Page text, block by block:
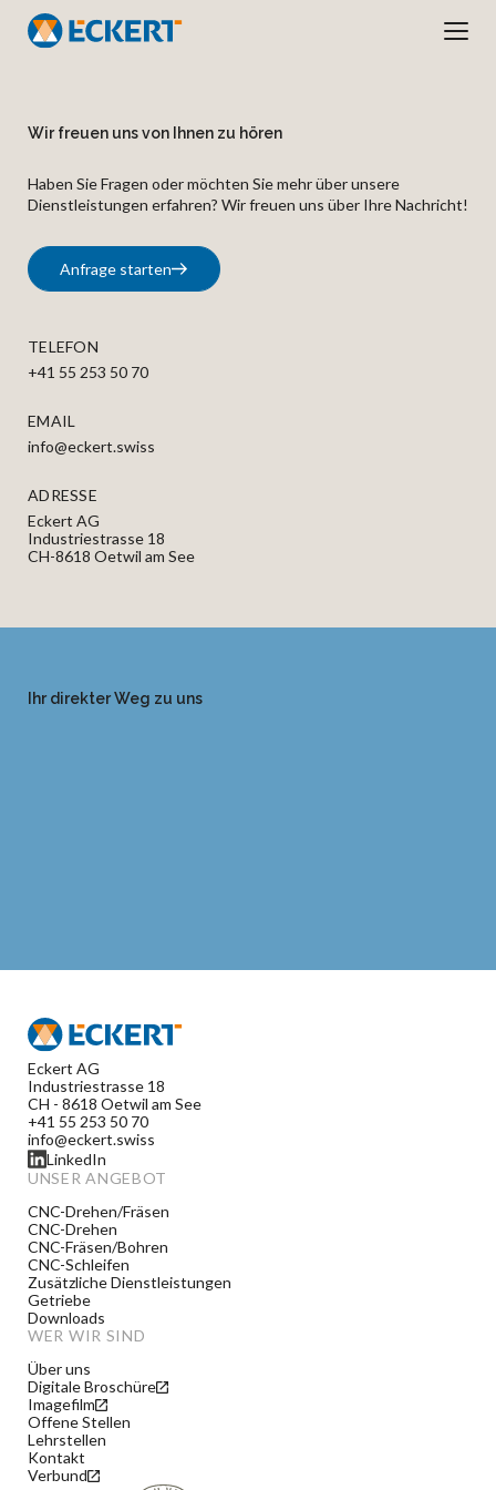
Wir freuen uns von Ihnen zu hören
Haben Sie Fragen oder möchten Sie mehr über unsere
Dienstleistungen erfahren? Wir freuen uns über Ihre Nachricht!
Anfrage starten
TELEFON
+41 55 253 50 70
EMAIL
info@eckert.swiss
ADRESSE
Eckert AG
Industriestrasse 18
CH-8618 Oetwil am See
Ihr direkter Weg zu uns
Eckert AG
Industriestrasse 18
CH - 8618 Oetwil am See
+41 55 253 50 70
info@eckert.swiss
LinkedIn
UNSER ANGEBOT
CNC-Drehen/Fräsen
CNC-Drehen
CNC-Fräsen/Bohren
CNC-Schleifen
Zusätzliche Dienstleistungen
Getriebe
Downloads
WER WIR SIND
Über uns
Digitale Broschüre
Imagefilm
Offene Stellen
Lehrstellen
Kontakt
Verbund